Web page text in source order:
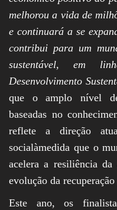
melhorou a vida de
e continuará a se
contribui para um
sustentável, em
Desenvolvimento
que o amplo nível
baseadas no
reflete a direção
socialàmedida que o
acelera a resiliência
evolução da
Este ano, os